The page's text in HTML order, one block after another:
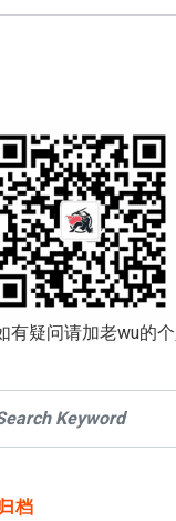
有疑问请加老wu的
档